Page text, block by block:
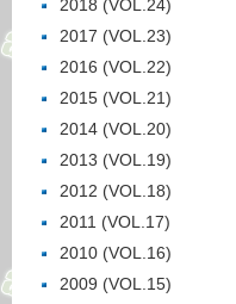
2018 (VOL.24)
2017 (VOL.23)
2016 (VOL.22)
2015 (VOL.21)
2014 (VOL.20)
2013 (VOL.19)
2012 (VOL.18)
2011 (VOL.17)
2010 (VOL.16)
2009 (VOL.15)